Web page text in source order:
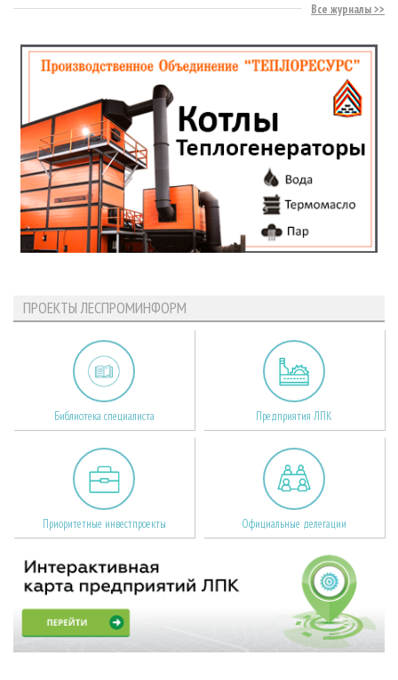
Все журналы
ПРОЕКТЫ ЛЕСПРОМИНФОРМ
Библиотека специалиста Предприятия ЛПК
Приоритетные инвестпроекты Официальные делегации